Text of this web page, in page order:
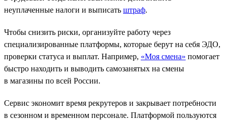
неуплаченные налоги и выписать штраф.
Чтобы снизить риски, организуйте работу через
специализированные платформы, которые берут на себя ЭДО,
проверки статуса и выплат. Например, «Моя смена» помогает
быстро находить и выводить самозанятых на смены
в магазины по всей России.
Сервис экономит время рекрутеров и закрывает потребности
в сезонном и временном персонале. Платформой пользуются